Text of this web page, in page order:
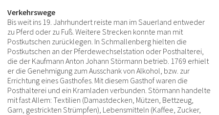
Verkehrswege
Bis weit ins 19. Jahrhundert reiste man im Sauerland entweder
zu Pferd oder zu Fuß. Weitere Strecken konnte man mit
Postkutschen zurücklegen. In Schmallenberg hielten die
Postkutschen an der Pferdewechselstation oder Posthalterei,
die der Kaufmann Anton Johann Störmann betrieb. 1769 erhielt
er die Genehmigung zum Ausschank von Alkohol, bzw. zur
Errichtung eines Gasthofes. Mit diesem Gasthof waren die
Posthalterei und ein Kramladen verbunden. Störmann handelte
mit fast Allem: Textilien (Damastdecken, Mützen, Bettzeug,
Garn, gestrickten Strümpfen), Lebensmitteln (Kaffee, Zucker,